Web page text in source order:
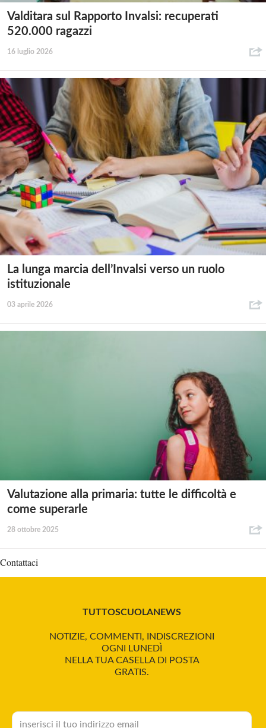
Valditara sul Rapporto Invalsi: recuperati
520.000 ragazzi
16 luglio 2026
La lunga marcia dell’Invalsi verso un ruolo
istituzionale
03 aprile 2026
Valutazione alla primaria: tutte le difficoltà e
come superarle
28 ottobre 2025
Contattaci
TUTTOSCUOLANEWS
NOTIZIE, COMMENTI, INDISCREZIONI
OGNI LUNEDÌ
NELLA TUA CASELLA DI POSTA
GRATIS.